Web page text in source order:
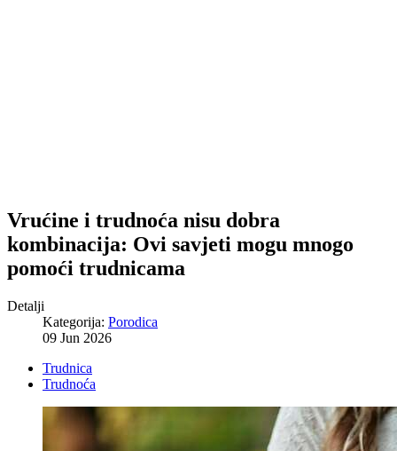
Vrućine i trudnoća nisu dobra
kombinacija: Ovi savjeti mogu mnogo
pomoći trudnicama
Detalji
Kategorija: Porodica
09 Jun 2026
Trudnica
Trudnoća